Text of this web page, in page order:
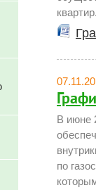
В июне
по